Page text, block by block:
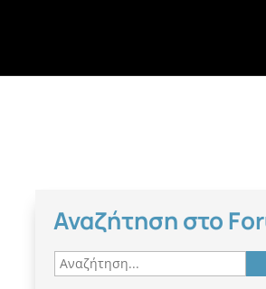
Αναζήτηση στο